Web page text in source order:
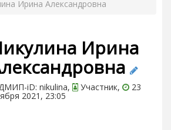
Ирина Александровна
Ирина
iD: nikulina, Участник, 23
2021, 23:05